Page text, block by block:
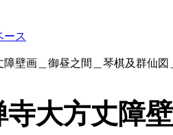
ース
障壁画＿御昼之間＿琴棋及群仙図
寺大方丈障